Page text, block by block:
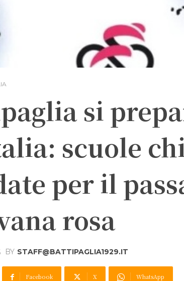
si
scuole
per il
rosa
BY STAFF@BATTIPAGLIA1929.IT
Facebook X WhatsApp